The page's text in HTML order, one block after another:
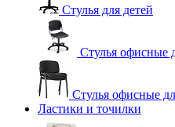
Стулья для детей
Стулья офисные
Стулья офисные
Ластики и точилки